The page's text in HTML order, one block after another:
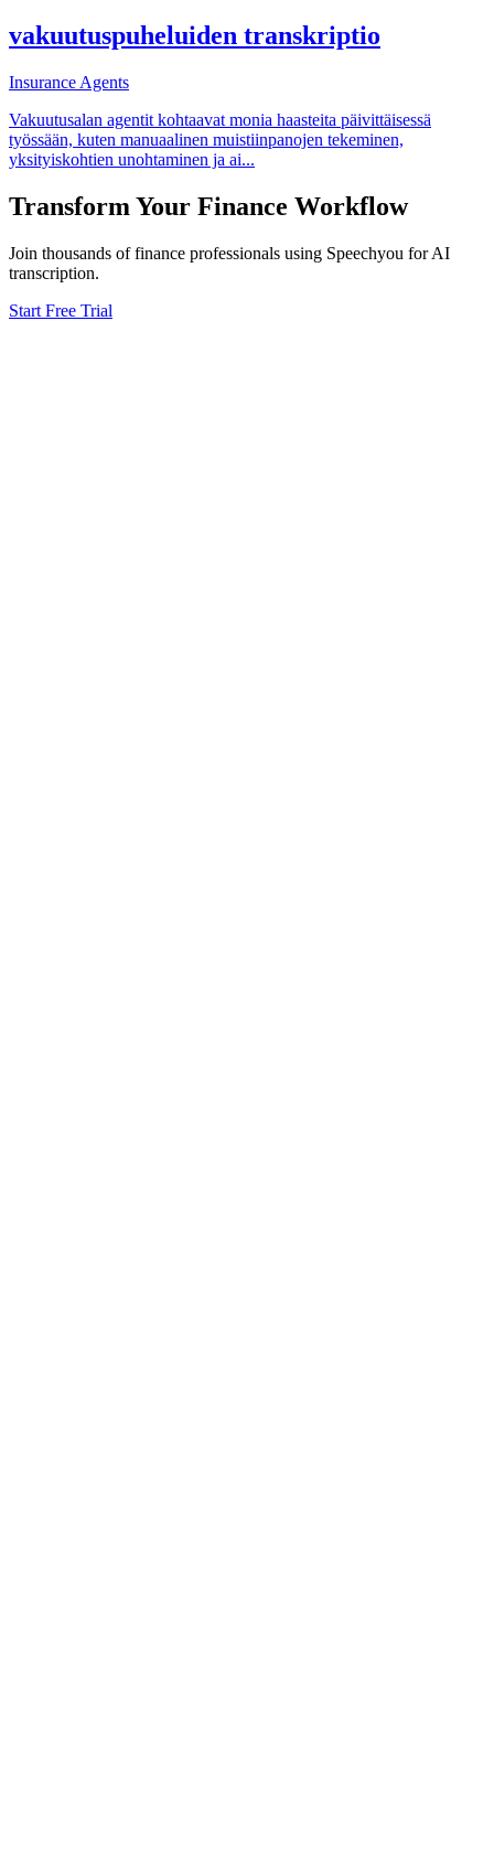
vakuutuspuheluiden transkriptio
Insurance Agents
Vakuutusalan agentit kohtaavat monia haasteita päivittäisessä
työssään, kuten manuaalinen muistiinpanojen tekeminen,
yksityiskohtien unohtaminen ja ai...
Transform Your Finance Workflow
Join thousands offinance professionals using Speechyou for AI
transcription.
Start Free Trial